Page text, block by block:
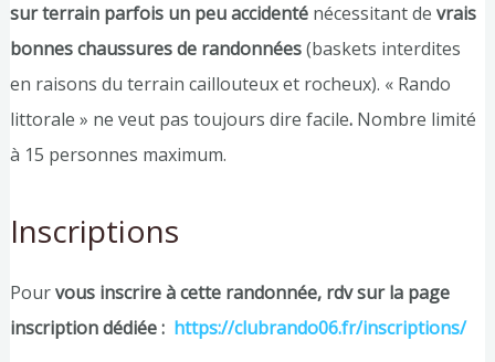
sur terrain parfois un peu accidenténécessitant de vrais
bonnes chaussures de randonnées(baskets interdites
en raisons du terrain caillouteux et rocheux). « Rando
littorale » ne veut pas toujours dire facile.Nombre limité
à 15 personnes maximum.
Inscriptions
Pourvous inscrire à cette randonnée, rdv sur la page
inscription dédiée : https://clubrando06.fr/inscriptions/